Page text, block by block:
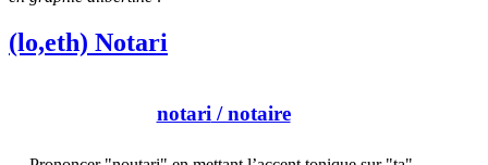
(lo,eth) Notari
notari/ notaire